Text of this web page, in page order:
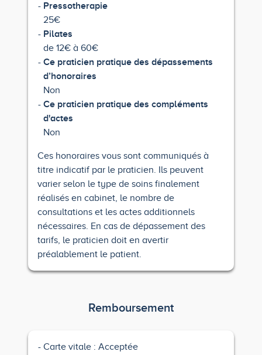
Pressotherapie
25€
Pilates
de 12€ à 60€
Ce praticien pratique des dépassements
d’honoraires
Non
Ce praticien pratique des compléments
d'actes
Non
Ces honoraires vous sont communiqués à
titre indicatif par le praticien. Ils peuvent
varier selon le type de soins finalement
réalisés en cabinet, le nombre de
consultations et les actes additionnels
nécessaires. En cas de dépassement des
tarifs, le praticien doit en avertir
préalablement le patient.
Remboursement
Carte vitale : Acceptée